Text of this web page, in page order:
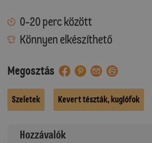
0-20 perc között
Könnyen elkészíthető
Megosztás
Szeletek Kevert tészták, kuglófok
Hozzávalók